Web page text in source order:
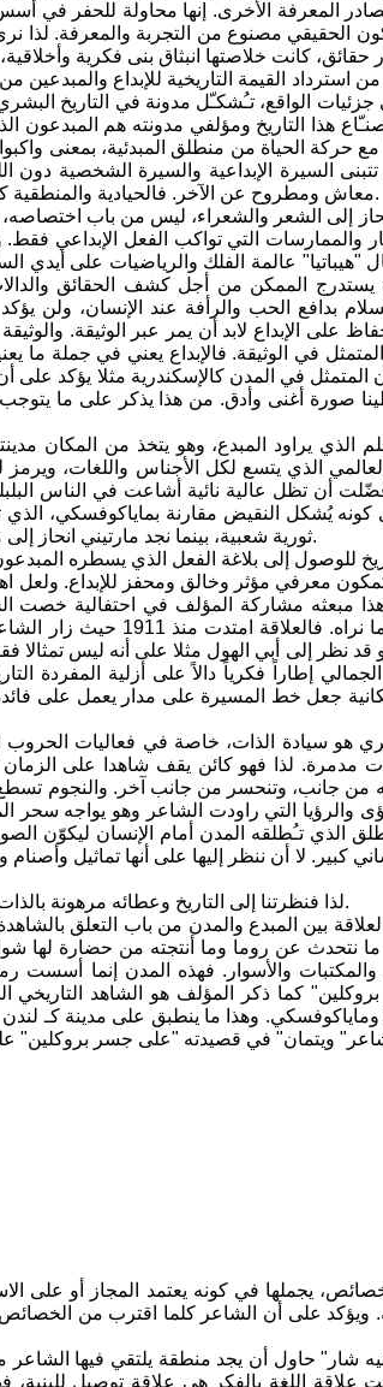
المعرفة الأخرى. إنها محاولة للحفر في
مصنوع من التجربة والمعرفة. لذا
استرداد القيمة التاريخية للإبداع
الواقع، تـُشكـّل مدونة في التاريخ
هذا التاريخ ومؤلفي مدونته هم المبدعون
حركة الحياة من منطلق المبدئية، بمعنى
السيرة الإبداعية والسيرة الشخصية دون
معاش ومطروح عن الآخر. فالحيادية والمنطقية كانا الحدود القصوى في ضبط النفس التي دخلت ملكوت المبدعين وسيّرهم.
إلى الشعر والشعراء، ليس من باب
والممارسات التي تواكب الفعل
يستدرج الممكن من أجل كشف الحقائق
بدافع الحب والرأفة عند الإنسان، ولن
على الإبداع لابد أن يمر عبر الوثيقة.
في الوثيقة. فالإبداع يعني في جملة ما
في المدن كالإسكندرية مثلا يؤكد على
صورة أغنى وأدق. من هذا يذكر على ما
الذي يراود المبدع، وهو يتخذ من المكان
العالمي الذي يتسع لكل الأجناس واللغات،
أن تظل عالية نائية أشاعت في الناس
يُشكل النقيض مقارنة بماياكوفسكي، الذي
ثورية شعبية، بينما نجد مارتيني انحاز إلى مبدأ القوة في انضمامه إلى الغزاة الإيطاليين، والأفكار الفاشية وموسوليني.
للوصول إلى بلاغة الفعل الذي يسطره
معرفي مؤثر وخالق ومحفز للإبداع. ولعل
مبعثه مشاركة المؤلف في احتفالية خصت
وإبداعية كما رآه
قد نظر إلى أبي الهول مثلا على أنه ليس
إطاراً فكرياً دالاً على أزلية المفردة
جعل خط المسيرة على مدار يعمل على
هو سيادة الذات، خاصة في فعاليات
مدمرة. لذا فهو كائن يقف شاهدا على
جانب، وتنحسر من جانب آخر. والنجوم تسطع
والرؤيا التي راودت الشاعر وهو يواجه سحر
الذي تـُطلقه المدن أمام الإنسان ليكوّن
كبير. لا أن ننظر إليها على أنها تماثيل
لذا فنظرتنا إلى التاريخ وعطائه مرهونة بالذات وليس بالموضوع فالأثر كيان فكري معرفي، لأنه ارتبط بالعقل وهو ناتج له.
بين المبدع والمدن من باب التعلق
ما نتحدث عن روما وما أنتجته من حضارة لها
والمكتبات والأسوار. فهذه المدن إنما أسست
كما ذكر المؤلف هو الشاهد التاريخي
وهذا ما ينطبق على مدينة كـ
يجملها في كونه يعتمد المجاز أو على
ويؤكد على أن الشاعر كلما اقترب من
شار" حاول أن يجد منطقة يلتقي فيها
علاقة اللغة بالفكر هي علاقة توصيل